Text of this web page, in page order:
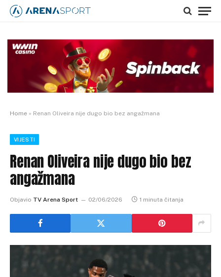
Home » Renan Oliveira nije dugo bio bez angažmana
VIJESTI
Renan Oliveira nije dugo bio bez
angažmana
Objavio TV Arena Sport 02/06/2026 1 minuta čitanja